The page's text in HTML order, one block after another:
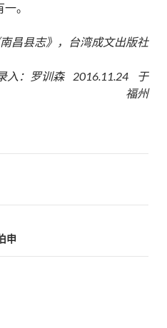
。
昌县志》，台湾成文出版社
入：罗训森 2016.11.24 于
福州
申